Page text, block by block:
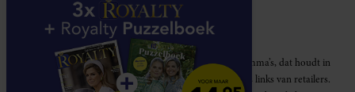
Royalty participeert in diverse affiliate marketing programma’s, dat houdt in
dat Royalty commissies ontvangt voor aankopen middels links van retailers.